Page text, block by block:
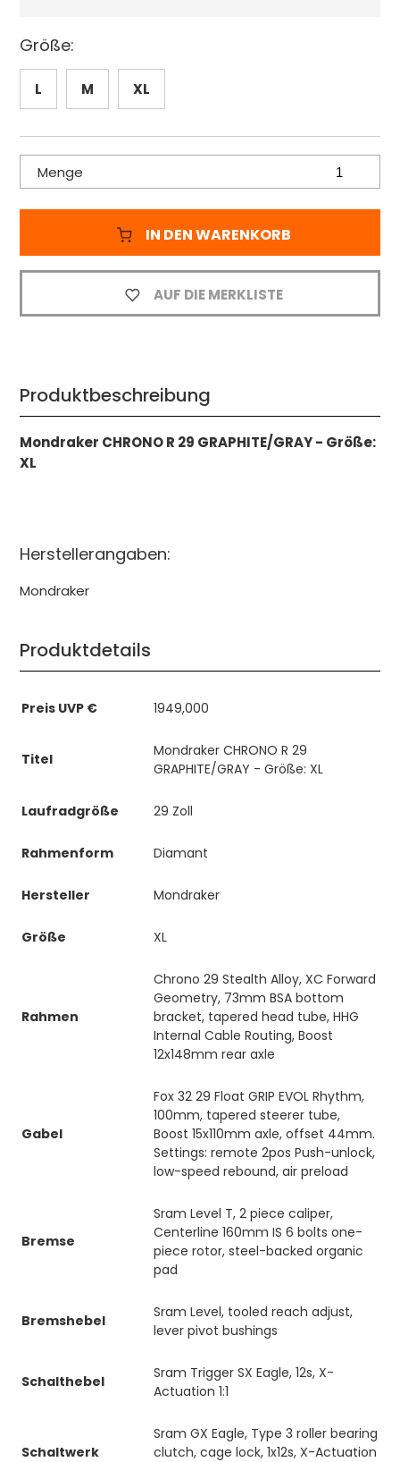
Größe:
L M XL
Menge
IN DEN WARENKORB
AUF DIE MERKLISTE
Produktbeschreibung
Mondraker CHRONO R 29 GRAPHITE/GRAY - Größe:
XL
Herstellerangaben:
Mondraker
Produktdetails
Preis UVP € 1949,000
Titel
Mondraker CHRONO R 29
GRAPHITE/GRAY - Größe: XL
Laufradgröße 29 Zoll
Rahmenform Diamant
Hersteller Mondraker
Größe XL
Rahmen
Chrono 29 Stealth Alloy, XC Forward
Geometry, 73mm BSA bottom
bracket, tapered head tube, HHG
Internal Cable Routing, Boost
12x148mm rear axle
Gabel
Fox 32 29 Float GRIP EVOL Rhythm,
100mm, tapered steerer tube,
Boost 15x110mm axle, offset 44mm.
Settings: remote 2pos Push-unlock,
low-speed rebound, air preload
Bremse
Sram Level T, 2 piece caliper,
Centerline 160mm IS 6 bolts one-
piece rotor, steel-backed organic
pad
Bremshebel
Sram Level, tooled reach adjust,
lever pivot bushings
Schalthebel
Sram Trigger SX Eagle, 12s, X-
Actuation 1:1
Schaltwerk
Sram GX Eagle, Type 3 roller bearing
clutch, cage lock, 1x12s, X-Actuation